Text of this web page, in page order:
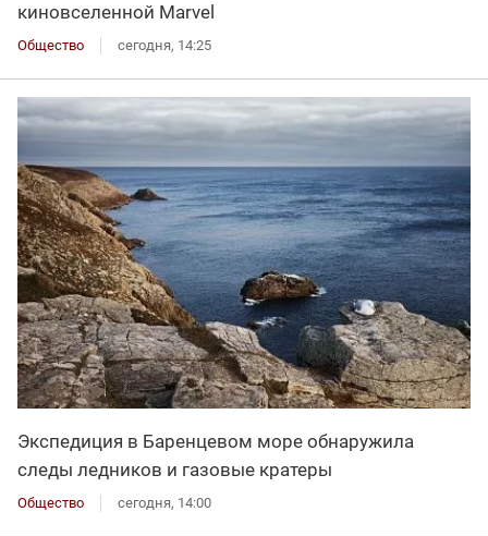
киновселенной Marvel
Общество сегодня, 14:25
Экспедиция в Баренцевом море обнаружила
следы ледников и газовые кратеры
Общество сегодня, 14:00